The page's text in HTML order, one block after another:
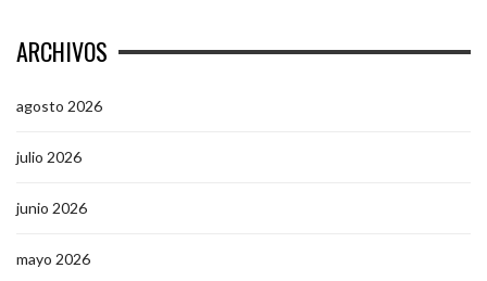
ARCHIVOS
agosto 2026
julio 2026
junio 2026
mayo 2026